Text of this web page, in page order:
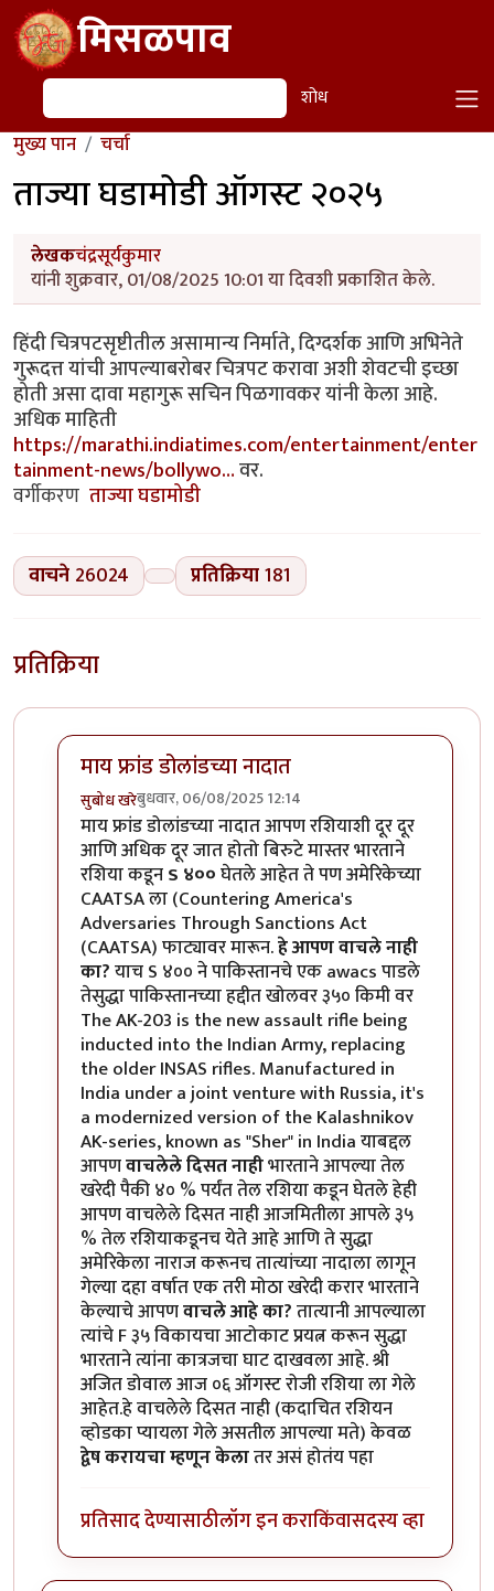
Skip to main contentमिसळपाव
शोध शोध
मुख्य पान चर्चा
ताज्या घडामोडी ऑगस्ट २०२५
लेखकचंद्रसूर्यकुमार
यांनी शुक्रवार, 01/08/2025 10:01 या दिवशी प्रकाशित केले.
हिंदी चित्रपटसृष्टीतील असामान्य निर्माते, दिग्दर्शक आणि अभिनेते
गुरूदत्त यांची आपल्याबरोबर चित्रपट करावा अशी शेवटची इच्छा
होती असा दावा महागुरू सचिन पिळगावकर यांनी केला आहे.
अधिक माहिती
https://marathi.indiatimes.com/entertainment/enter
tainment-news/bollywo…वर.
वर्गीकरण ताज्या घडामोडी
वाचने 26024 प्रतिक्रिया181
प्रतिक्रिया
माय फ्रांड डोलांडच्या नादात
सुबोध खरेबुधवार, 06/08/2025 12:14
In reply toट्रंम्पचं करावं काय ?byप्रा.डॉ.दिलीप बिरुटे
माय फ्रांड डोलांडच्या नादात आपण रशियाशी दूर दूर
आणि अधिक दूर जात होतो बिरुटे मास्तर भारताने
रशिया कडूनS ४००घेतले आहेत ते पण अमेरिकेच्या
CAATSA ला (Countering America's
Adversaries Through Sanctions Act
(CAATSA) फाट्यावर मारून.हे आपण वाचले नाही
का?याच S ४०० ने पाकिस्तानचे एक awacs पाडले
तेसुद्धा पाकिस्तानच्या हद्दीत खोलवर ३५० किमी वर
The AK-203 is the new assault rifle being
inducted into the Indian Army, replacing
the older INSAS rifles. Manufactured in
India under a joint venture with Russia, it's
a modernized version of the Kalashnikov
AK-series, known as "Sher" in India याबद्दल
आपणवाचलेले दिसत नाहीभारताने आपल्या तेल
खरेदी पैकी ४० % पर्यंत तेल रशिया कडून घेतले हेही
आपण वाचलेले दिसत नाही आजमितीला आपले ३५
% तेल रशियाकडूनच येते आहे आणि ते सुद्धा
अमेरिकेला नाराज करूनच तात्यांच्या नादाला लागून
गेल्या दहा वर्षात एक तरी मोठा खरेदी करार भारताने
केल्याचे आपणवाचले आहे का?तात्यानी आपल्याला
त्यांचे F ३५ विकायचा आटोकाट प्रयत्न करून सुद्धा
भारताने त्यांना कात्रजचा घाट दाखवला आहे. श्री
अजित डोवाल आज ०६ ऑगस्ट रोजी रशिया ला गेले
आहेत.हे वाचलेले दिसत नाही (कदाचित रशियन
व्होडका प्यायला गेले असतील आपल्या मते) केवळ
द्वेष करायचा म्हणून केलातर असं होतंय पहा
प्रतिसाद देण्यासाठीलॉग इन कराकिंवासदस्य व्हा